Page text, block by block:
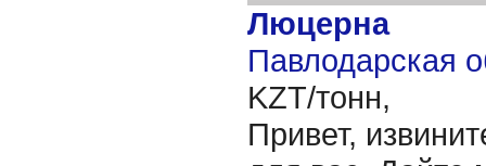
Люцерна
Павлодарская
KZT/тонн,
Привет,